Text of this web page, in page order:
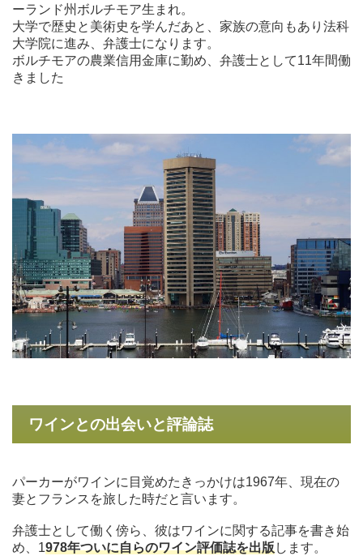
ーランド州ボルチモア生まれ。
大学で歴史と美術史を学んだあと、家族の意向もあり法科
大学院に進み、弁護士になります。
ボルチモアの農業信用金庫に勤め、弁護士として11年間働
きました
ワインとの出会いと評論誌
パーカーがワインに目覚めたきっかけは1967年、現在の
妻とフランスを旅した時だと言います。
弁護士として働く傍ら、彼はワインに関する記事を書き始
め、1978年ついに自らのワイン評価誌を出版します。